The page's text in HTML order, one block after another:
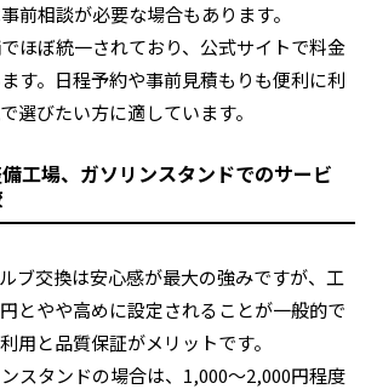
前相談が必要な場合もあります。
ほぼ統一されており、公式サイトで料金
す。日程予約や事前見積もりも便利に利
選びたい方に適しています。
工場、ガソリンスタンドでのサービ
ブ交換は安心感が最大の強みですが、工
とやや高めに設定されることが一般的で
用と品質保証がメリットです。
スタンドの場合は、1,000～2,000円程度